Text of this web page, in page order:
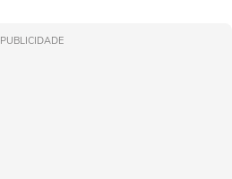
PUBLICIDADE